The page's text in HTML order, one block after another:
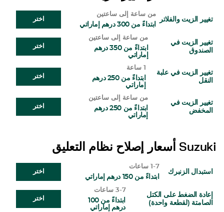
تغيير الزيت والفلاتر
من ساعة إلى ساعتين
ابتداءً من 300 درهم إماراتي
اختر
تغيير الزيت في
الصندوق
من ساعة إلى ساعتين
ابتداءً من 350 درهم
إماراتي
اختر
تغيير الزيت في علبة
النقل
ابتداءً من 250 درهم
إماراتي
اختر
تغيير الزيت في
المخفض
من ساعة إلى ساعتين
ابتداءً من 250 درهم
إماراتي
اختر
Suzuki أسعار إصلاح نظام التعليق
استبدال الزنبرك
1-7 ساعات
ابتداءً من 150 درهم إماراتي
اختر
إعادة الضغط على الكتل
الصامتة (لقطعة واحدة)
3-7 ساعات
ابتداءً من 100
درهم إماراتي
اختر